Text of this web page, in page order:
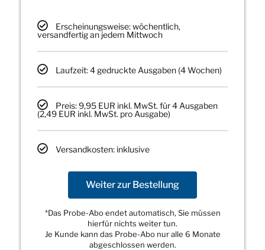
Erscheinungsweise: wöchentlich,
versandfertig an jedem Mittwoch
Laufzeit: 4 gedruckte Ausgaben (4 Wochen)
Preis: 9,95 EUR inkl. MwSt. für 4 Ausgaben
(2,49 EUR inkl. MwSt. pro Ausgabe)
Versandkosten: inklusive
Weiter zur Bestellung
*Das Probe-Abo endet automatisch, Sie müssen
hierfür nichts weiter tun.
Je Kunde kann das Probe-Abo nur alle 6 Monate
abgeschlossen werden.